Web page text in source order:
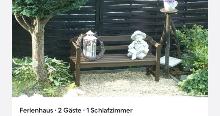
Ferienhaus ∙ 2 Gäste ∙ 1 Schlafzimmer